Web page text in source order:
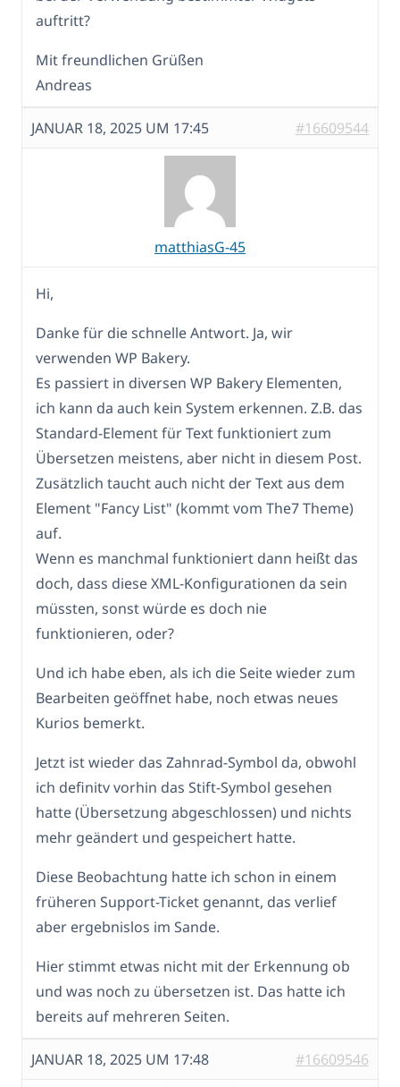
auftritt?
Mit freundlichen Grüßen
Andreas
JANUAR 18, 2025 UM 17:45 #16609544
matthiasG-45
Hi,
Danke für die schnelle Antwort. Ja, wir
verwenden WP Bakery.
Es passiert in diversen WP Bakery Elementen,
ich kann da auch kein System erkennen. Z.B. das
Standard-Element für Text funktioniert zum
Übersetzen meistens, aber nicht in diesem Post.
Zusätzlich taucht auch nicht der Text aus dem
Element "Fancy List" (kommt vom The7 Theme)
auf.
Wenn es manchmal funktioniert dann heißt das
doch, dass diese XML-Konfigurationen da sein
müssten, sonst würde es doch nie
funktionieren, oder?
Und ich habe eben, als ich die Seite wieder zum
Bearbeiten geöffnet habe, noch etwas neues
Kurios bemerkt.
Jetzt ist wieder das Zahnrad-Symbol da, obwohl
ich definitv vorhin das Stift-Symbol gesehen
hatte (Übersetzung abgeschlossen) und nichts
mehr geändert und gespeichert hatte.
Diese Beobachtung hatte ich schon in einem
früheren Support-Ticket genannt, das verlief
aber ergebnislos im Sande.
Hier stimmt etwas nicht mit der Erkennung ob
und was noch zu übersetzen ist. Das hatte ich
bereits auf mehreren Seiten.
JANUAR 18, 2025 UM 17:48 #16609546